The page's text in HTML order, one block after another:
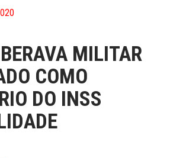
MILITAR
COMO
DO INSS